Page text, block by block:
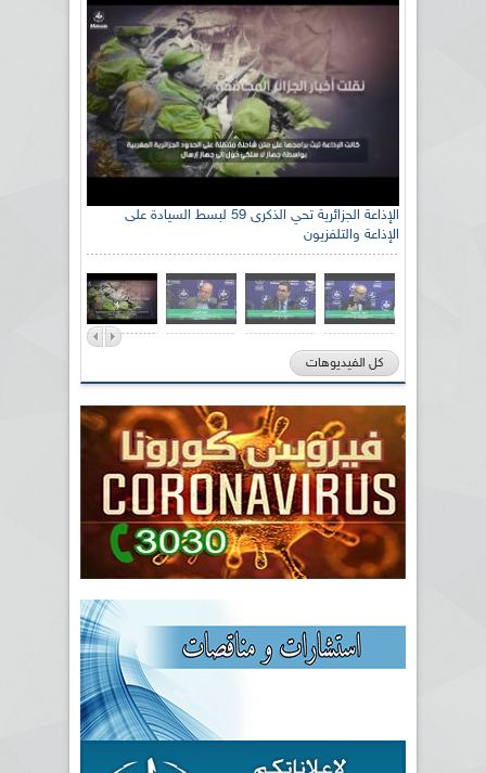
الإذاعة الجزائرية تحي الذكرى 59 لبسط السيادة على
الإذاعة والتلفزيون
كل الفيديوهات